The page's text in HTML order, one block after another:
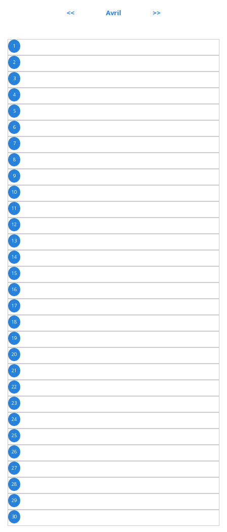
Avril
1
2
3
4
5
6
7
8
9
10
11
12
13
14
15
16
17
18
19
20
21
22
23
24
25
26
27
28
29
30